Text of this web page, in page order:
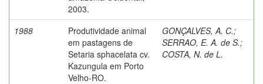
2003.
1988
Produtividade animal
em pastagens de
Setaria sphacelata cv.
Kazungula em Porto
Velho-RO.
GONÇALVES, A. C.;
SERRAO, E. A. de S.;
COSTA, N. de L.